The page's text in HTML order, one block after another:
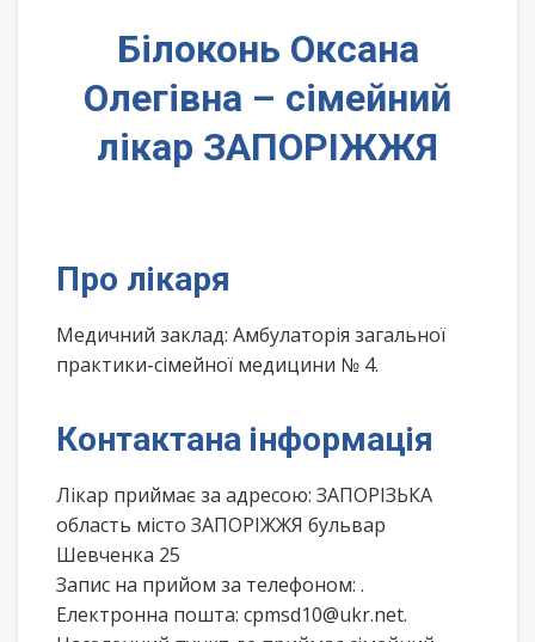
Білоконь Оксана
Олегівна – сімейний
лікар ЗАПОРІЖЖЯ
Про лікаря
Медичний заклад: Амбулаторія загальної
практики-сімейної медицини № 4.
Контактана інформація
Лікар приймає за адресою: ЗАПОРІЗЬКА
область місто ЗАПОРІЖЖЯ бульвар
Шевченка 25
Запис на прийом за телефоном: .
Електронна пошта: cpmsd10@ukr.net.